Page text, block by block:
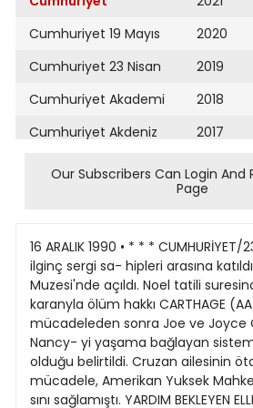
Cumhuriyet 19 Mayıs
Cumhuriyet 23 Nisan
Cumhuriyet Akademi
Cumhuriyet Akdeniz
Cumhuriyet Alışveriş
Cumhuriyet Ankara
Cumhuriyet Büyük
Taaruz
Cumhuriyet
Cumartesi
Cumhuriyet Çevre
2020
2019
2018
2017
2016
2015
2013
2012
2011
2010
2009
Our Subscribers Can Login And
Page
16 ARALIK 1990 • * * * CUMHURİYET/23 BARBİE KOLEKSİYONU — K12 çocuklarımn rüyalarının oyuncagı Barbie'ye çok benzeyen trina Creaser ilginç sergi sa- hipleri arasına katıldı. Amerikalı Creaser'ın 700 Barbie bebe- ğinden oluşan koleksiyonu Londra'daki O>uncak ve Model Muzesi'nde açıldı. Noel tatili suresince gezilebilecek olan ser- ginin 300 bin steriine sigortalandıgı bildirildi. (Fotoğraf: Reuter) Mahkeme karanyla ölüm hakkı CARTHAGE (AA) — ABD'- nin Missouri eyaletindeki Cart- hage kenti mahkemesi, btikaç yıldır süren adli mücadeleden sonra Joe ve Joyce Cruzan çif- tine, sekiz yıldır komada bulu- nan ve tıbbi destek cihazlanyla hayatta tutulan kızları Nancy- yi yaşama bağlayan sistemleri durdurma hakkını verdi. Mahkemenin verdiği karann, geriye döndürülemeyeceği ve ke- sin olduğu belirtildi. Cruzan ailesinin ötanasi (ha- yatından ümit kesilen hastalann yaşamına son verilmesi hakkı) için verdikleri adli mücadele, Amerikan Yuksek Mahkemesi- nin, "Komadan çıkması irakân- S12 otan hastalann ölüm hakkı" konusunda ilk kez karar alma- sını sağlamıştı. YARDIM BEKLEYEN ELLER — Açlık krizi ile karşı karşı- ya bulunan Sovyetler Birligi'ne yapılan gıda yardımlan Soyyet halkına ulaşıyor. Almanya'dan Buxtenhuden Rotary Kuliibü üyelerinin gönderdiği 15 tonluk gıda yardımı, Finlandiya sını- rındaki Vyborgian kentine vardı. (Fotograf: AP) Sıuıi kan yapımında ilerleme NANCY (AA) — Fransız bi- limadamlan, suni kan yapımın- da önemli ilerleme katettikleri- ni söylediler. Ulusal Bilim Araş- tırma Merkezi CNRS'den bili- madamlan, hayvanlarla yapılan deneylerin çok basanh geçtiği- ni, insan üzerinde deneylere ise gelecek yıl başlanacağını bildir- diler. CNRS bilimadamlan, su- ni kanın bütün kan gruplarına uygun olduğunu, sterüize edile- bildiğini ve yaklaşık bir yıl sak- lanabildiğini kaydettiler. Ancak enstitüden daha tem- kinli bazı araştırmacılar ise ye- ni ürünün etkili bir şekilde ok- sijen taşıyabildiğini buna rağ- men henüz doğal kanın yerini almaktan çok uzak olduğunu .belirttilcr. YAĞMUR DUASI—Yağmur duasından bir tek bizim ülkemiz- de medet umulmuyor. Ürdün'ün başkenti Amman'da ana cad- delerden birinde Ürdünlüler yağmur için Tanrı'ya yal vardılar. Ürdünlü erkekierin, yağmur vaktinde yagmadıgı zaman bir ara- yagelerek toplu halde dua ettikleri bildirildi. (Fotograf: AFP) HABERLERIN DEVAMI Briçle Pişpirik. (Baştarafı 1. Sayfada) lamasına karşın, bu topraklarda bu gelenek- lerin varlığından tam anlamıyla sö? edilebi- lir mi? Gönül rahatlığıyla bu soruya evet diyebi-